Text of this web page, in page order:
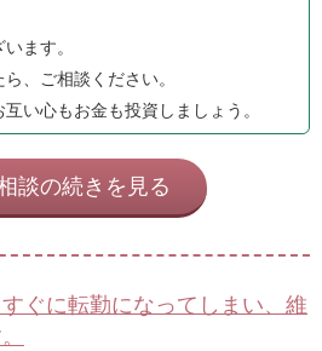
ます。
、ご相談ください。
い心もお金も投資しましょう。
談の続きを見る
ぐに転勤になってしまい、維